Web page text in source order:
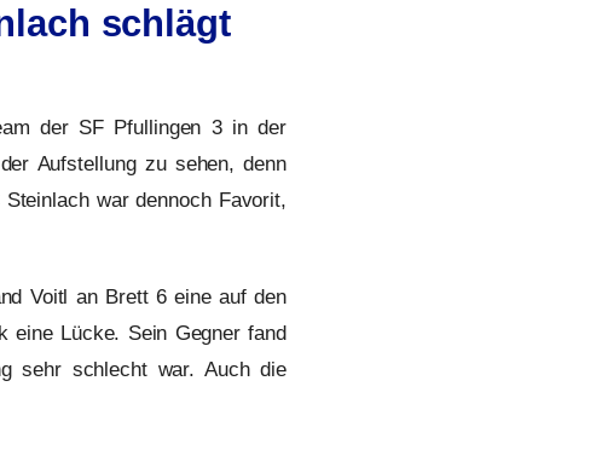
schlägt
der SF Pfullingen 3 in der
Aufstellung zu sehen, denn
war dennoch Favorit,
Voitl an Brett 6 eine auf den
eine Lücke. Sein Gegner fand
sehr schlecht war. Auch die